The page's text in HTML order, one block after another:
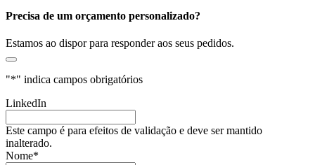
Precisa de um orçamento personalizado?
Estamos ao dispor para responder aos seus pedidos.
"*" indica campos obrigatórios
LinkedIn
Este campo é para efeitos de validação e deve ser mantido
inalterado.
Nome*